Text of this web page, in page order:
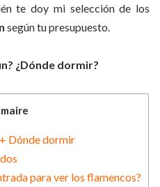
te doy mi selección de los
según tu presupuesto.
¿Dónde dormir?
Dónde dormir
para ver los flamencos?